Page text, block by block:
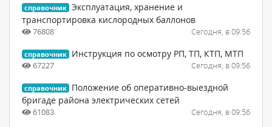
справочник Эксплуатация, хранение и
транспортировка кислородных баллонов
76808 Сегодня, в 09:56
справочник Инструкция по осмотру РП, ТП, КТП, МТП
67227 Сегодня, в 09:56
справочник
Положение об оперативно-выездной
бригаде района электрических сетей
61083 Сегодня, в 09:56